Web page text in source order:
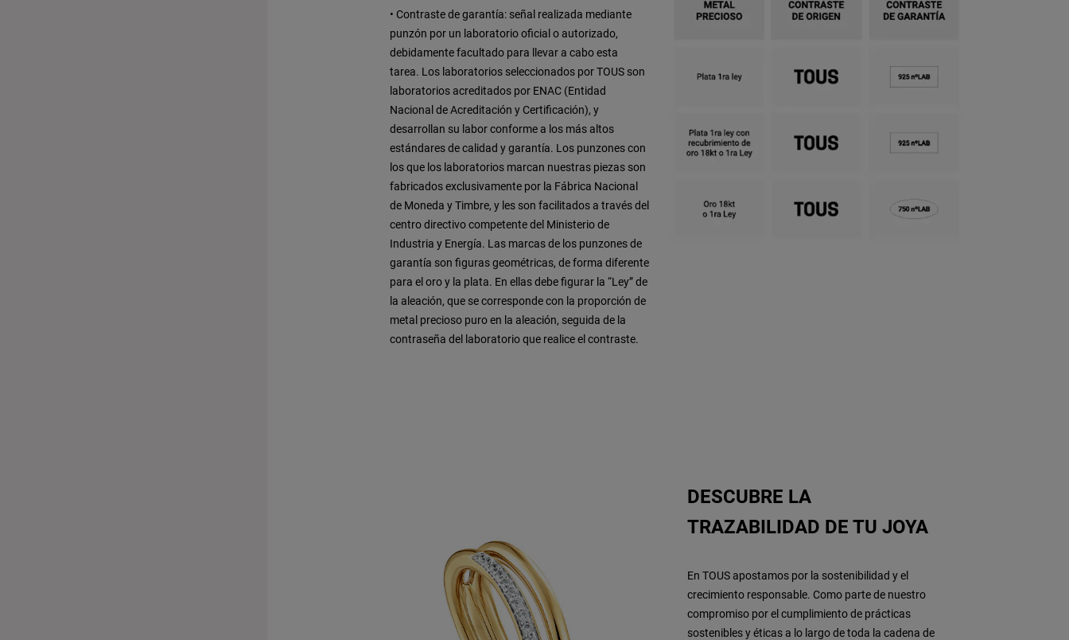
• Contraste de garantía: señal realizada mediante
punzón por un laboratorio oficial o autorizado,
debidamente facultado para llevar a cabo esta
tarea. Los laboratorios seleccionados por TOUS son
laboratorios acreditados por ENAC (Entidad
Nacional de Acreditación y Certificación), y
desarrollan su labor conforme a los más altos
estándares de calidad y garantía. Los punzones con
los que los laboratorios marcan nuestras piezas son
fabricados exclusivamente por la Fábrica Nacional
de Moneda y Timbre, y les son facilitados a través del
centro directivo competente del Ministerio de
Industria y Energía. Las marcas de los punzones de
garantía son figuras geométricas, de forma diferente
para el oro y la plata. En ellas debe figurar la “Ley” de
la aleación, que se corresponde con la proporción de
metal precioso puro en la aleación, seguida de la
contraseña del laboratorio que realice el contraste.
DESCUBRE LA
TRAZABILIDAD DE TU JOYA
En TOUS apostamos por la sostenibilidad y el
crecimiento responsable. Como parte de nuestro
compromiso por el cumplimiento de prácticas
sostenibles y éticas a lo largo de toda la cadena de